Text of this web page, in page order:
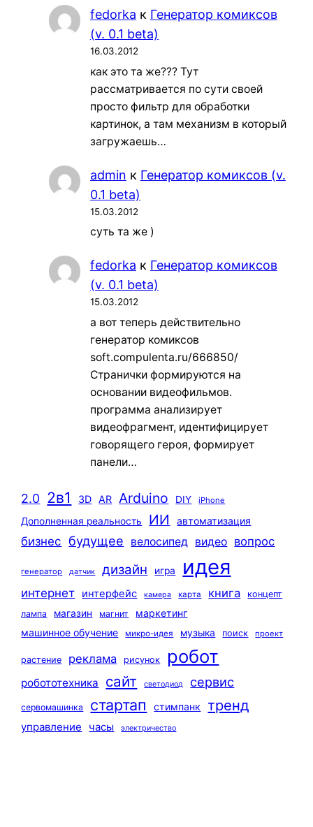
fedorka к Генератор комиксов
(v. 0.1 beta)
16.03.2012
как это та же??? Тут
рассматривается по сути своей
просто фильтр для обработки
картинок, а там механизм в который
загружаешь…
admin к Генератор комиксов (v.
0.1 beta)
15.03.2012
суть та же )
fedorka к Генератор комиксов
(v. 0.1 beta)
15.03.2012
а вот теперь действительно
генератор комиксов
soft.compulenta.ru/666850/
Странички формируются на
основании видеофильмов.
программа анализирует
видеофрагмент, идентифицирует
говорящего героя, формирует
панели…
2.0 2в1 3D AR Arduino DIY iPhone
Дополненная реальность ИИ автоматизация
бизнес будущее велосипед видео вопрос
генератор датчик дизайн игра идея
интернет интерфейс камера карта книга
концепт
лампа
магазин магнит
маркетинг
машинное обучение
микро-идея музыка поиск проект
растение реклама рисунок робот
робототехника сайт светодиод сервис
сервомашинка стартап стимпанк тренд
управление часы электричество